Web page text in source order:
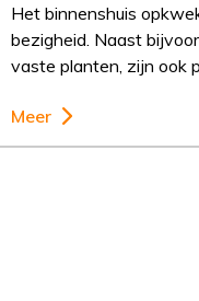
Het binnenshuis
bezigheid. Naast
vaste planten, zijn ook
Meer